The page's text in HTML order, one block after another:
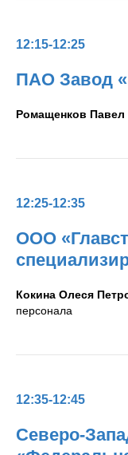
12:15-12:25
ПАО Завод
Ромащенков
12:25-12:35
ООО
Кокина Олеся
персонала
12:35-12:45
Северо-